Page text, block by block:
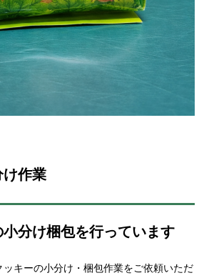
作業
分け梱包を行っています
キーの小分け・梱包作業をご依頼いただ